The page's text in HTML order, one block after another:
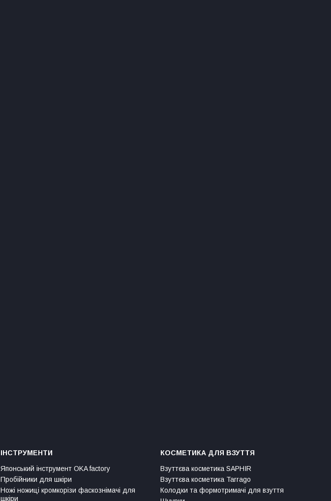
ІНСТРУМЕНТИ
Японський інструмент OKA factory
Пробійники для шкіри
Ножі ножиці кромкорізи фаскознімачі для
шкіри
КОСМЕТИКА ДЛЯ ВЗУТТЯ
Взуттєва косметика SAPHIR
Взуттєва косметика Tarrago
Колодки та формотримачі для взуття